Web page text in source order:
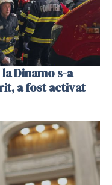
Dinamo s-a
a fost activat